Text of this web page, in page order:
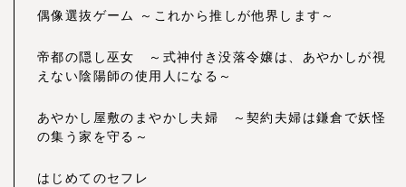
偶像選抜ゲーム ～これから推しが他界します～
帝都の隠し巫女 ～式神付き没落令嬢は、あやかしが視
えない陰陽師の使用人になる～
あやかし屋敷のまやかし夫婦 ～契約夫婦は鎌倉で妖怪
の集う家を守る～
はじめてのセフレ